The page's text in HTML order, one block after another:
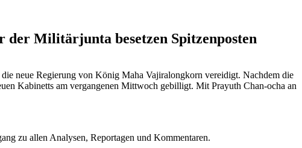
Militärjunta besetzen Spitzenposten
neue Regierung von König Maha Vajiralongkorn vereidigt. Nachdem die
Kabinetts am vergangenen Mittwoch gebilligt. Mit Prayuth Chan-ocha an
zu allen Analysen, Reportagen und Kommentaren.